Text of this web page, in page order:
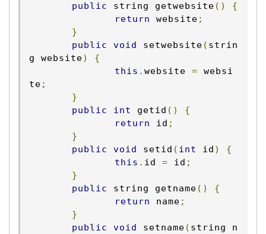
public string getwebsite ()
{
return
website ;
}
public
void setwebsite ( strin
g website)
{
this .website = websi
te ;
}
public
int getid ()
{
return
id ;
}
public
void setid ( int id )
{
this . id = id ;
}
public
string getname ()
{
return
name ;
}
public
void setname ( string n